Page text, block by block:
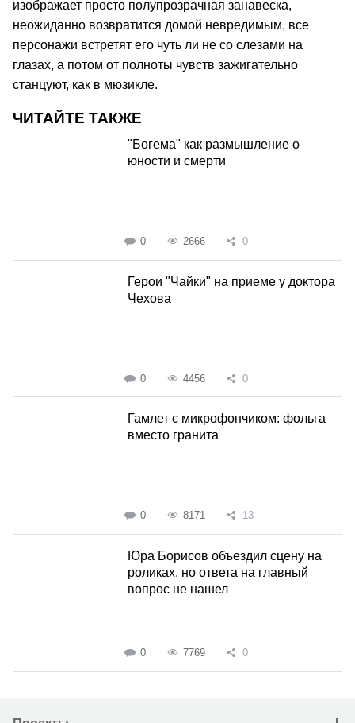
изображает просто полупрозрачная занавеска,
неожиданно возвратится домой невредимым, все
персонажи встретят его чуть ли не со слезами на
глазах, а потом от полноты чувств зажигательно
станцуют, как в мюзикле.
ЧИТАЙТЕ ТАКЖЕ
"Богема" как размышление о
юности и смерти
0 2666 0
Герои "Чайки" на приеме у доктора
Чехова
0 4456 0
Гамлет с микрофончиком: фольга
вместо гранита
0 8171 13
Юра Борисов объездил сцену на
роликах, но ответа на главный
вопрос не нашел
0 7769 0